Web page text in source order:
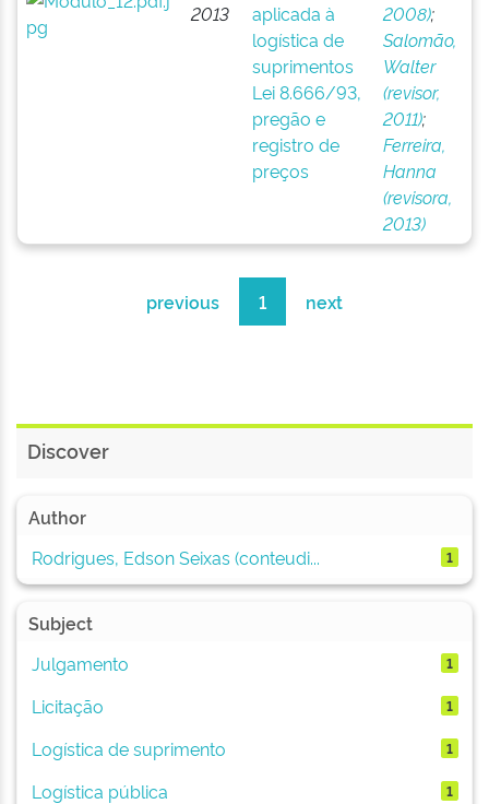
2013
aplicada à
logística de
suprimentos
Lei 8.666/93,
pregão e
registro de
preços
2008);
Salomão,
Walter
(revisor,
2011);
Ferreira,
Hanna
(revisora,
2013)
previous 1 next
Discover
Author
Rodrigues, Edson Seixas (conteudi...
1
Subject
Julgamento
1
Licitação 1
Logística de suprimento 1
Logística pública 1